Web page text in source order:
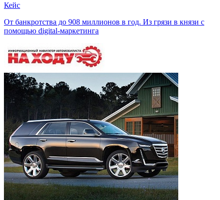
Кейс
От банкротства до 908 миллионов в год. Из грязи в князи с
помощью digital-маркетинга